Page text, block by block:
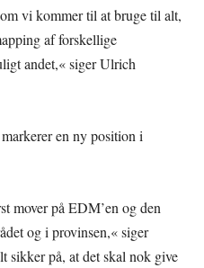
vi kommer til at bruge til alt,
af forskellige
andet,« siger Ulrich
en ny position i
mover på EDM’en og den
og i provinsen,« siger
sikker på, at det skal nok give